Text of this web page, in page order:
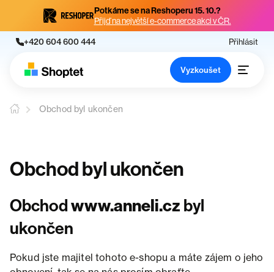
Potkáme se na Reshoperu 15. 10.?
Přijď na největší e-commerce akci v ČR.
+420 604 600 444 Přihlásit
Vyzkoušet
Obchod byl ukončen
Obchod byl ukončen
Obchodwww.anneli.cz byl
ukončen
Pokud jste majitel tohoto e-shopu a máte zájem o jeho